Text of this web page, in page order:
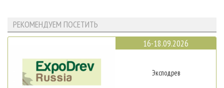
РЕКОМЕНДУЕМ ПОСЕТИТЬ
16-18.09.2026
Эксподрев